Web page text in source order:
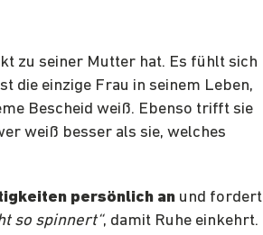
zu seiner Mutter hat. Es fühlt sich
die einzige Frau in seinem Leben,
Bescheid weiß. Ebenso trifft sie
weiß besser als sie, welches
persönlich an und fordert
so spinnert“, damit Ruhe einkehrt.